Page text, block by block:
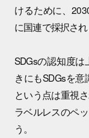
けるために、
に国連で採択され
SDGsの認知度
きにもSDGsを
という点は重視
ラベルレスのペ
う。